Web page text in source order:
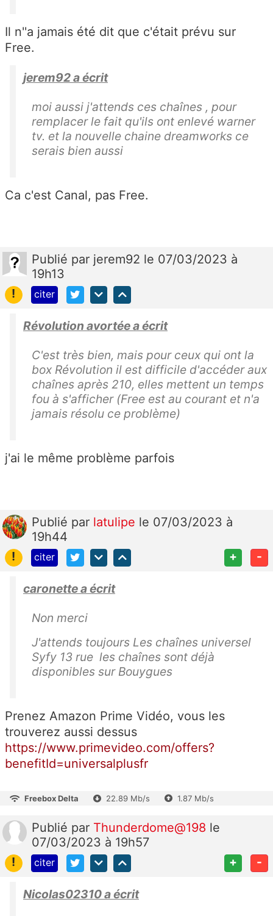
Il n''a jamais été dit que c'était prévu sur
Free.
jerem92 a écrit
moi aussi j'attends ces chaînes , pour
remplacer le fait qu'ils ont enlevé warner
tv. et la nouvelle chaine dreamworks ce
serais bien aussi
Ca c'est Canal, pas Free.
Publié par jerem92 le 07/03/2023 à
19h13
!
citer
Révolution avortée a écrit
C'est très bien, mais pour ceux qui ont la
box Révolution il est difficile d'accéder aux
chaînes après 210, elles mettent un temps
fou à s'afficher (Free est au courant et n'a
jamais résolu ce problème)
j'ai le même problème parfois
Publié par latulipe le 07/03/2023 à
19h44
!
citer + -
caronette a écrit
Non merci
J'attends toujours Les chaînes universel
Syfy 13 rue les chaînes sont déjà
disponibles sur Bouygues
Prenez Amazon Prime Vidéo, vous les
trouverez aussi dessus
https://www.primevideo.com/offers?
benefitId=universalplusfr
Freebox Delta 22.89 Mb/s 1.87 Mb/s
Publié par Thunderdome@198 le
07/03/2023 à 19h57
!
citer + -
Nicolas02310 a écrit